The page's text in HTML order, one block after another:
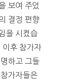
보여 주었
결정 편향
을 시켰습
이후 참가자
하고 그들
가자들은